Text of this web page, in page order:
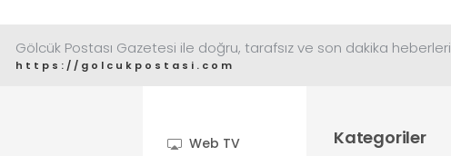
Gölcük Postası Gazetesi ile doğru, tarafsız ve son dakika heberleri
https://golcukpostasi.com
Web TV
Kategoriler